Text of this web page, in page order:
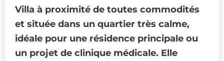
Villa à proximité de toutes commodités
et située dans un quartier très calme,
idéale pour une résidence principale ou
un projet de clinique médicale. Elle